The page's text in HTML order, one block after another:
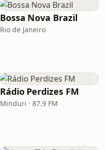
Bossa Nova Brazil
Rio de Janeiro
Rádio Perdizes FM
Minduri · 87.9 FM